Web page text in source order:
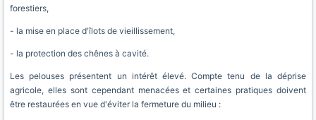
forestiers,
- la mise en place d'îlots de vieillissement,
- la protection des chênes à cavité.
Les pelouses présentent un intérêt élevé. Compte tenu de la déprise
agricole, elles sont cependant menacées et certaines pratiques doivent
être restaurées en vue d'éviter la fermeture du milieu :